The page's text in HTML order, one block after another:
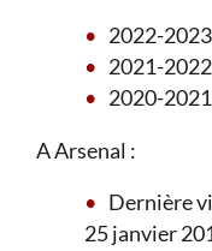
2022-
2021-
2020-
A Arsenal :
Dernière
25 janvier